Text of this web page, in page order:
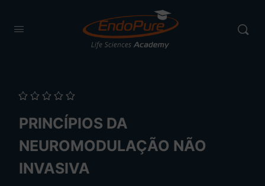
PRINCÍPIOS DA
NEUROMODULAÇÃO NÃO
INVASIVA